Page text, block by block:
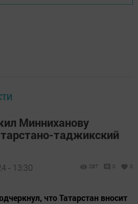
Минниханову
таджикский
- 13:30 287 0 0
что Татарстан вносит